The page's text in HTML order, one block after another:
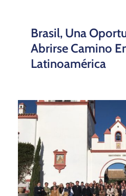
Brasil, Una
Abrirse Camino
Latinoamérica